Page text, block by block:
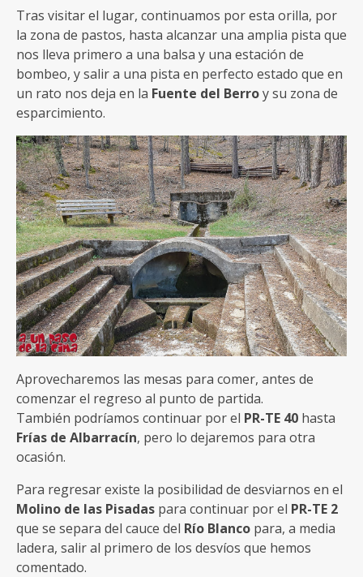
Tras visitar el lugar, continuamos por esta orilla, por
la zona de pastos, hasta alcanzar una amplia pista que
nos lleva primero a una balsa y una estación de
bombeo, y salir a una pista en perfecto estado que en
un rato nos deja en la Fuente del Berroy su zona de
esparcimiento.
Aprovecharemos las mesas para comer, antes de
comenzar el regreso al punto de partida.
También podríamos continuar por el PR-TE 40 hasta
Frías de Albarracín, pero lo dejaremos para otra
ocasión.
Para regresar existe la posibilidad de desviarnos en el
Molino de las Pisadas para continuar por el PR-TE 2
que se separa del cauce del Río Blanco para, a media
ladera, salir al primero de los desvíos que hemos
comentado.